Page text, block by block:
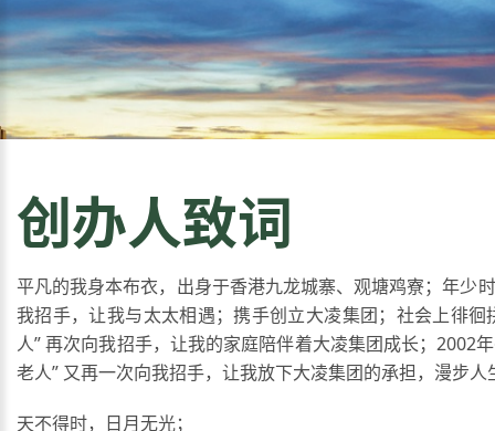
创办人致词
平凡的我身本布衣，出身于香港九龙城寨、观塘鸡寮；年少
我招手，让我与太太相遇；携手创立大凌集团；社会上徘徊
人” 再次向我招手，让我的家庭陪伴着大凌集团成长；2002
老人” 又再一次向我招手，让我放下大凌集团的承担，漫步人
天不得时，日月无光；